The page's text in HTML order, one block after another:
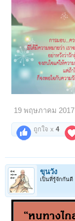
19 พฤษภาคม 2017
ถูกใจ x4
ขุนวัง
เป็นที่รู้จักกันดี